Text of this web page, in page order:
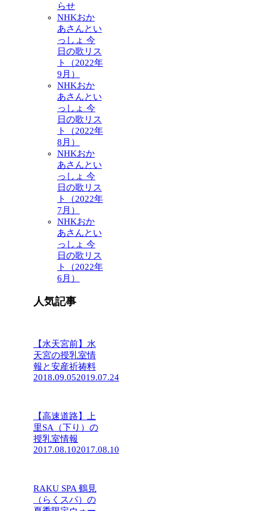
らせ
NHKおか
あさんとい
っしょ 今
日の歌リス
ト（2022年
9月）
NHKおか
あさんとい
っしょ 今
日の歌リス
ト（2022年
8月）
NHKおか
あさんとい
っしょ 今
日の歌リス
ト（2022年
7月）
NHKおか
あさんとい
っしょ 今
日の歌リス
ト（2022年
6月）
人気記事
【水天宮前】水
天宮の授乳室情
報と安産祈祷料
2018.09.052019.07.24
【高速道路】上
里SA（下り）の
授乳室情報
2017.08.102017.08.10
RAKU SPA 鶴見
（らくスパ）の